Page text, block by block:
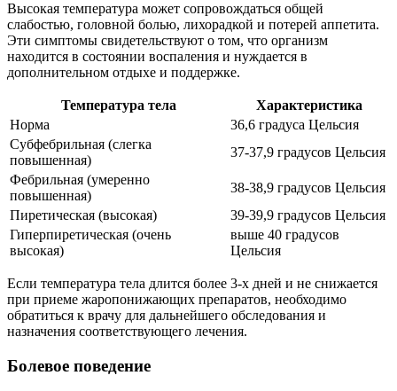
Высокая температура может сопровождаться общей
слабостью, головной болью, лихорадкой и потерей аппетита.
Эти симптомы свидетельствуют о том, что организм
находится в состоянии воспаления и нуждается в
дополнительном отдыхе и поддержке.
Температура тела
Характеристика
Норма
36,6 градуса Цельсия
Субфебрильная (слегка
повышенная)
37-37,9 градусов Цельсия
Фебрильная (умеренно
повышенная)
38-38,9 градусов Цельсия
Пиретическая (высокая)
39-39,9 градусов Цельсия
Гиперпиретическая (очень
высокая)
выше 40 градусов
Цельсия
Если температура тела длится более 3-х дней и не снижается
при приеме жаропонижающих препаратов, необходимо
обратиться к врачу для дальнейшего обследования и
назначения соответствующего лечения.
Болевое поведение